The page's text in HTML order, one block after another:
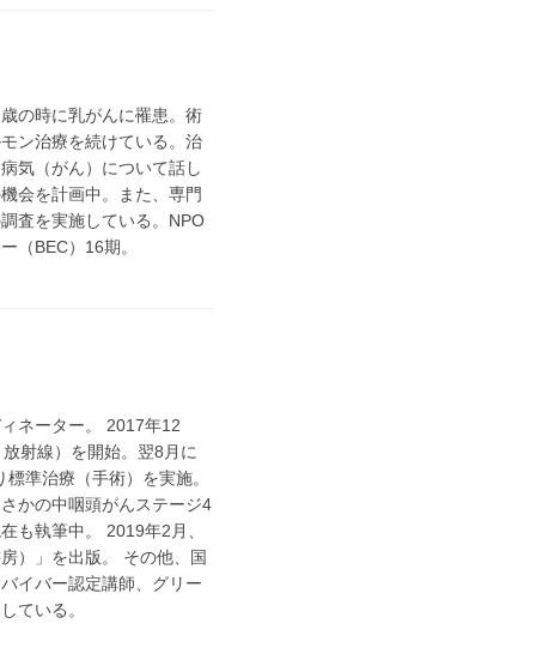
の時に乳がんに罹患。術
ン治療を続けている。治
気（がん）について話し
会を計画中。また、専門
査を実施している。NPO
（BEC）16期。
ネーター。 2017年12
射線）を開始。翌8月に
準治療（手術）を実施。
かの中咽頭がんステージ4
も執筆中。 2019年2月、
）」を出版。 その他、国
イバー認定講師、グリー
ている。